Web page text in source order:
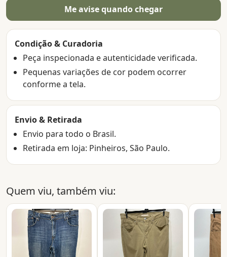
Me avise quando chegar
Condição & Curadoria
Peça inspecionada e autenticidade verificada.
Pequenas variações de cor podem ocorrer
conforme a tela.
Envio & Retirada
Envio para todo o Brasil.
Retirada em loja: Pinheiros, São Paulo.
Quem viu, também viu: